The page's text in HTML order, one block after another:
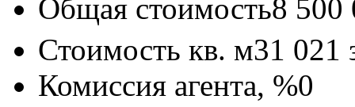
Общая стоимость8 500
Стоимость кв. м31 021
Комиссия агента, %0